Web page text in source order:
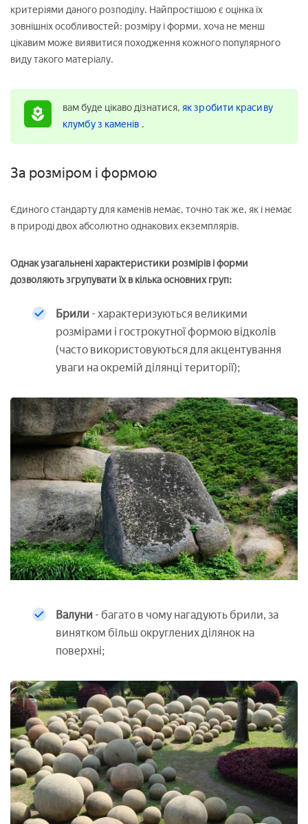
критеріями даного розподілу. Найпростішою є оцінка їх
зовнішніх особливостей: розміру і форми, хоча не менш
цікавим може виявитися походження кожного популярного
виду такого матеріалу.
вам буде цікаво дізнатися, як зробити красиву
клумбу з каменів .
За розміром і формою
Єдиного стандарту для каменів немає, точно так же, як і немає
в природі двох абсолютно однакових екземплярів.
Однак узагальнені характеристики розмірів і форми
дозволяють згрупувати їх в кілька основних груп:
Брили - характеризуються великими
розмірами і гострокутної формою відколів
(часто використовуються для акцентування
уваги на окремій ділянці території);
Валуни - багато в чому нагадують брили, за
винятком більш округлених ділянок на
поверхні;